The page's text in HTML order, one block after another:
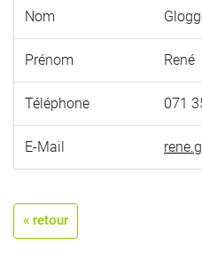
Nom
Prénom René
Téléphone 071
E-Mail
« retour